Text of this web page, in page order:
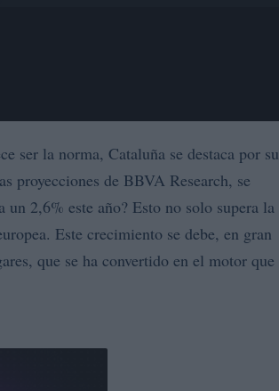
ser la norma, Cataluña se destaca por su
proyecciones de BBVA Research, se
un 2,6% este año? Esto no solo supera la
Este crecimiento se debe, en gran
que se ha convertido en el motor que